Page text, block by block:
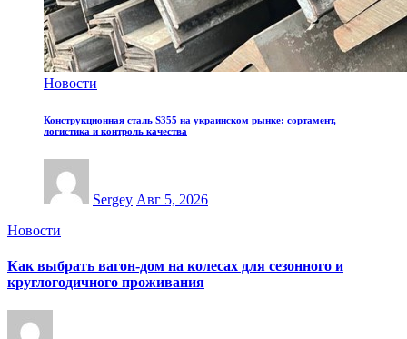
Новости
Конструкционная сталь S355 на украинском рынке: сортамент,
логистика и контроль качества
Sergey Авг 5, 2026
Новости
Как выбрать вагон-дом на колесах для сезонного и
круглогодичного проживания